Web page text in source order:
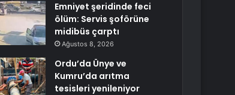
Emniyet şeridinde feci
ölüm: Servis şoförüne
midibüs çarptı
Ağustos 8, 2026
Ordu’da Ünye ve
Kumru’da arıtma
tesisleri yenileniyor